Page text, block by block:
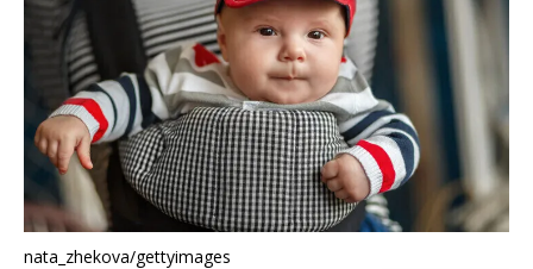
nata_zhekova/gettyimages